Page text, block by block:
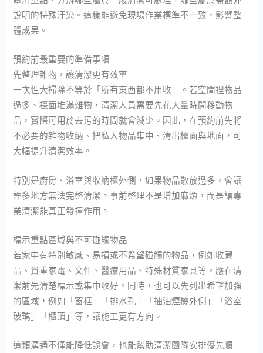
說明的特殊汙染。這樣能避免現場作業標準不一致，影響整
體成果。
預約前最重要的準備事項
先整理雜物，讓清潔更有效率
一次性大掃除不等於「所有東西都不用收」。若空間裡物品
過多、檯面堆滿雜物，清潔人員需要先花大量時間移動物
品，實際可用於去污的時間就會減少。因此，在預約前先將
不必要的雜物收納、把私人物品集中、清出檯面與地面，可
大幅提升清潔效率。
特別是廚房、浴室與收納櫃外側，如果物品散放過多，會讓
許多地方無法完整清潔。事前整理不是增加麻煩，而是讓專
業清潔能真正發揮作用。
標示重點區域與不可碰觸物品
若家中有特別敏感、易損或不希望碰觸的物品，例如收藏
品、貴重家電、文件、醫療用品、特殊材質家具等，應在清
潔前先清楚標示或集中收好。同時，也可以先列出希望加強
的區域，例如「窗框」「排水孔」「抽油煙機外側」「浴室
玻璃」「櫃頂」等，讓施工更有方向。
這類溝通不僅能降低誤會，也能幫助清潔團隊安排優先順